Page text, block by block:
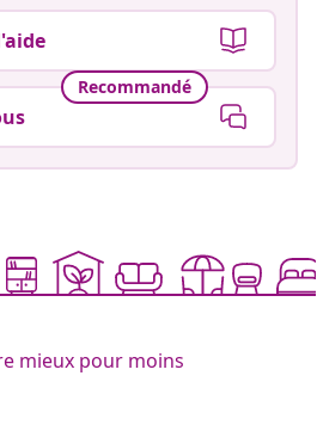
Recommandé
mieux pour moins